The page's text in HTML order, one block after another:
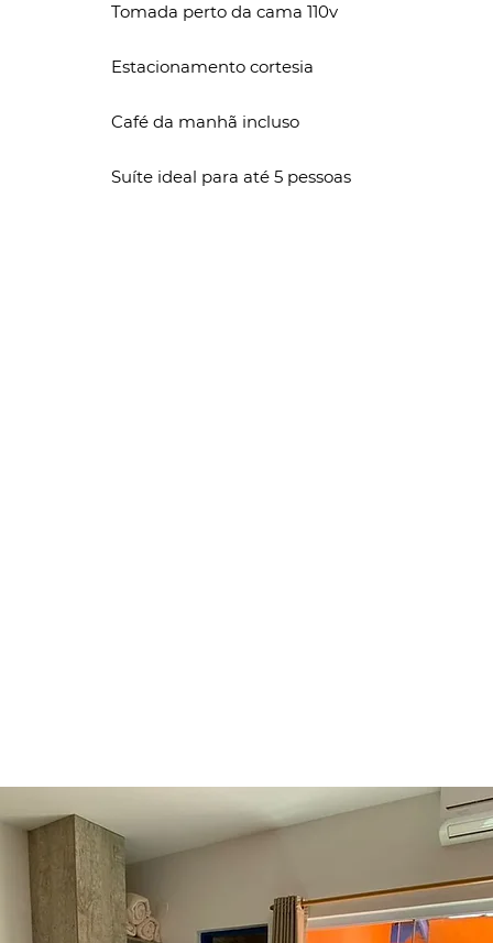
Tomada perto da cama 110v
Estacionamento cortesia
Café da manhã incluso
Suíte ideal para até 5 pessoas